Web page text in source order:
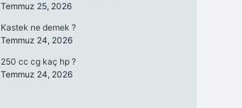
Temmuz 25, 2026
Kastek ne demek ?
Temmuz 24, 2026
250 cc cg kaç hp ?
Temmuz 24, 2026